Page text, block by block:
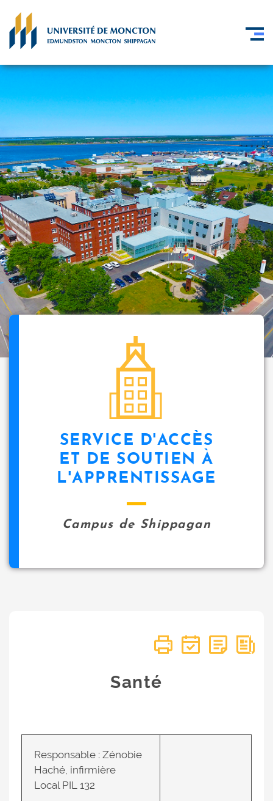
SERVICE D'ACCÈS
ET DE SOUTIEN À
L'APPRENTISSAGE
Campus de Shippagan
Santé
Responsable : Zénobie
Haché, infirmière
Local PIL 132